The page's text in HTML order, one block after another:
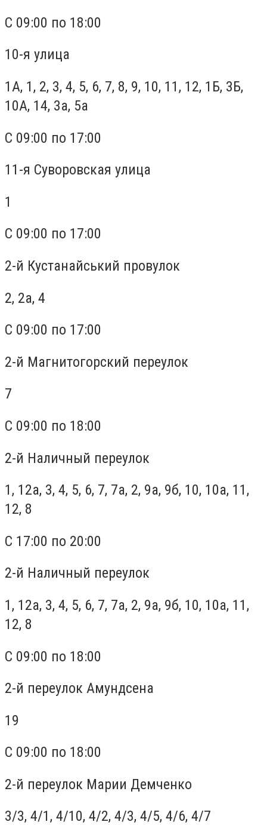
С 09:00 по 18:00
10-я улица
1А, 1, 2, 3, 4, 5, 6, 7, 8, 9, 10, 11, 12, 1Б, 3Б,
10А, 14, 3а, 5а
С 09:00 по 17:00
11-я Суворовская улица
1
С 09:00 по 17:00
2-й Кустанайський провулок
2, 2а, 4
С 09:00 по 17:00
2-й Магнитогорский переулок
7
С 09:00 по 18:00
2-й Наличный переулок
1, 12а, 3, 4, 5, 6, 7, 7а, 2, 9а, 9б, 10, 10а, 11,
12, 8
С 17:00 по 20:00
2-й Наличный переулок
1, 12а, 3, 4, 5, 6, 7, 7а, 2, 9а, 9б, 10, 10а, 11,
12, 8
С 09:00 по 18:00
2-й переулок Амундсена
19
С 09:00 по 18:00
2-й переулок Марии Демченко
3/3, 4/1, 4/10, 4/2, 4/3, 4/5, 4/6, 4/7